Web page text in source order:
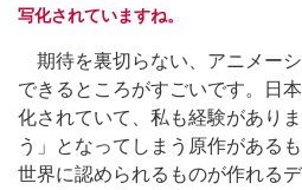
写化されていますね。
期待を裏切らない、アニメー
できるところがすごいです。日
化されていて、私も経験があり
う」となってしまう原作がある
世界に認められるものが作れる